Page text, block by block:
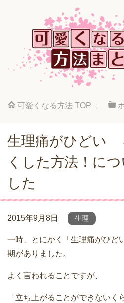
可愛くなる方法 TOP
生理痛がひど
くした方法！に
した
2015年9月8日 生理
一時、とにかく「生理痛がひど
期がありました。
よく言われることですが、
「立ち上がることができないく